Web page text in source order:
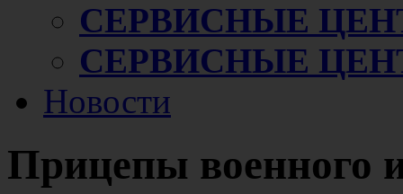
СЕРВИСНЫЕ
СЕРВИСНЫЕ
Новости
Прицепы военного